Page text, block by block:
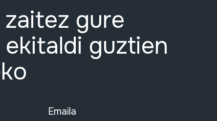
gure
guztien
Emaila